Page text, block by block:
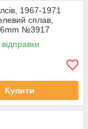
1967-1971
сплав,
№3917
Купити